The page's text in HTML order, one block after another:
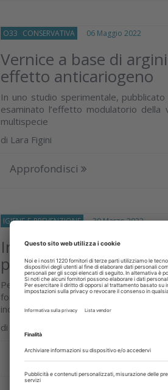
O33 CONSERVATIVA 06 Maggio 2022
Vernice a base di
effetto anticariogeno
In uno studio sperimentale,
esaminato l’effetto modulatorio
multispecie
di Lara Figini
Approfondisci
IGIENE-E-PREVENZIONE 30 Marzo 2022
Innovazione dei
prevenzione
Per la prof.ssa Nardi il punto focale è
fondamentale che deve portare
incentrate non sulla patologia ma...
di
Approfondisci